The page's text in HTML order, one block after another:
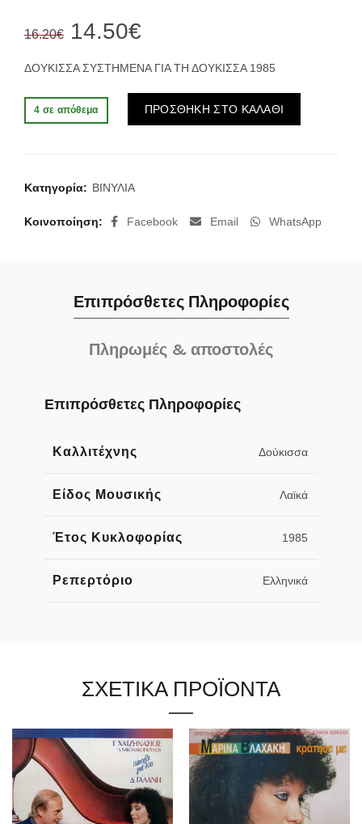
16.20€ Original
price
was:
14.50€
τρέχουσα
τιμή
ΔΟΥΚΙΣΣΑ ΣΥΣΤΗΜΕΝΑ ΓΙΑ ΤΗ ΔΟΥΚΙΣΣΑ 1985
4 σε απόθεμα ΠΡΟΣΘΗΚΗ ΣΤΟ ΚΑΛΑΘΙ
Κατηγορία: ΒΙΝΥΛΙΑ
Κοινοποίηση Facebook Email WhatsApp
Επιπρόσθετες Πληροφορίες
Πληρωμές & αποστολές
Επιπρόσθετες Πληροφορίες
Καλλιτέχνης Δούκισσα
Είδος Μουσικής Λαϊκά
Έτος Κυκλοφορίας 1985
Ρεπερτόριο Ελληνικά
ΣΧΕΤΙΚΑ ΠΡΟΪΟΝΤΑ